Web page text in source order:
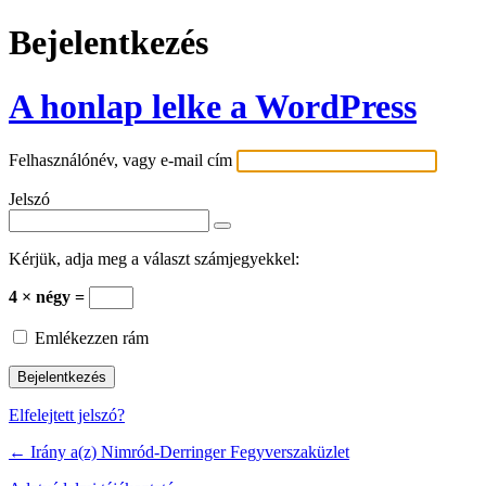
Bejelentkezés
A honlap lelke a WordPress
Felhasználónév, vagy e-mail cím
Jelszó
Kérjük, adja meg a választ számjegyekkel:
4 × négy =
Emlékezzen rám
Elfelejtett jelszó?
← Irány a(z) Nimród-Derringer Fegyverszaküzlet